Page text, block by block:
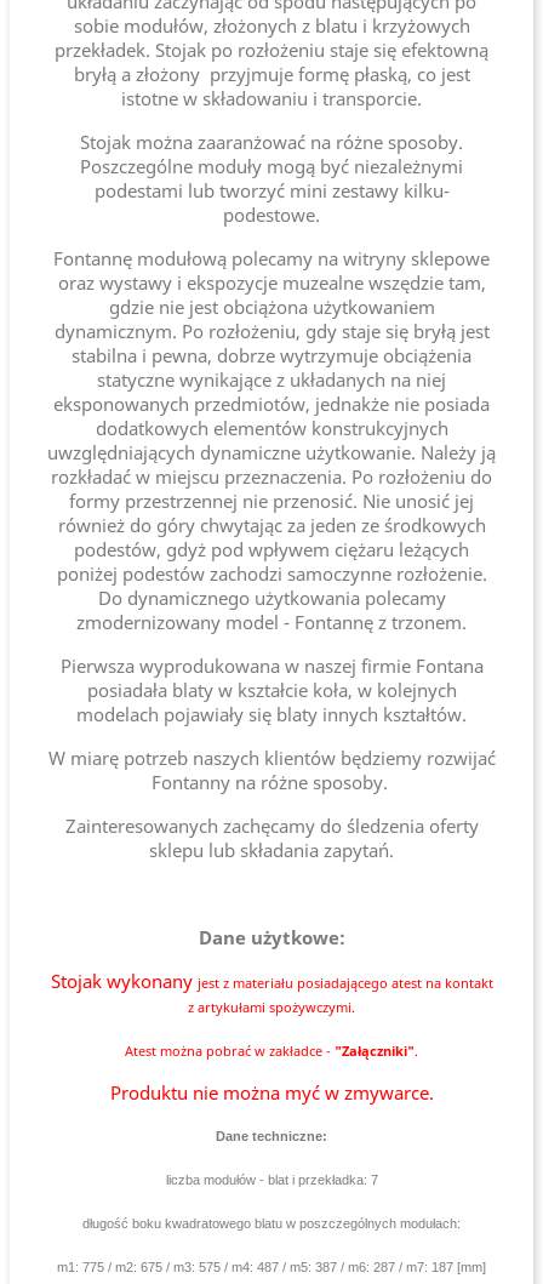
sobie modułów, złożonych z blatu i krzyżowych
przekładek. Stojak po rozłożeniu staje się efektowną
bryłą a złożony przyjmuje formę płaską, co jest
istotne w składowaniu i transporcie.
Stojak można zaaranżować na różne sposoby.
Poszczególne moduły mogą być niezależnymi
podestami lub tworzyć mini zestawy kilku-
podestowe.
Fontannę modułową polecamy na witryny sklepowe
oraz wystawy i ekspozycje muzealne wszędzie tam,
gdzie nie jest obciążona użytkowaniem
dynamicznym. Po rozłożeniu, gdy staje się bryłą jest
stabilna i pewna, dobrze wytrzymuje obciążenia
statyczne wynikające z układanych na niej
eksponowanych przedmiotów, jednakże nie posiada
dodatkowych elementów konstrukcyjnych
uwzględniających dynamiczne użytkowanie. Należy ją
rozkładać w miejscu przeznaczenia. Po rozłożeniu do
formy przestrzennej nie przenosić. Nie unosić jej
również do góry chwytając za jeden ze środkowych
podestów, gdyż pod wpływem ciężaru leżących
poniżej podestów zachodzi samoczynne rozłożenie.
Do dynamicznego użytkowania polecamy
zmodernizowany model - Fontannę z trzonem.
Pierwsza wyprodukowana w naszej firmie Fontana
posiadała blaty w kształcie koła, w kolejnych
modelach pojawiały się blaty innych kształtów.
W miarę potrzeb naszych klientów będziemy rozwijać
Fontanny na różne sposoby.
Zainteresowanych zachęcamy do śledzenia oferty
sklepu lub składania zapytań.
Dane użytkowe:
Stojak wykonany jest z materiału posiadającego atest na kontakt
z artykułami spożywczymi.
Atest można pobrać w zakładce - "Załączniki".
Produktu nie można myć w zmywarce.
Dane techniczne:
liczba modułów - blat i przekładka: 7
długość boku kwadratowego blatu w poszczególnych modułach:
m1: 775 / m2: 675 / m3: 575 / m4: 487 / m5: 387 / m6: 287 / m7: 187 [mm]